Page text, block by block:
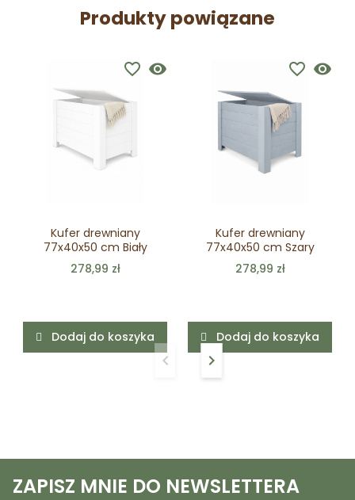
Produkty powiązane
visibility
favorite_border
Kufer drewniany
77x40x50 cm Biały
278,99 zł
Dodaj do koszyka
visibility
favorite_border
Kufer drewniany
77x40x50 cm Szary
278,99 zł
Dodaj do koszyka
Poprzedni
keyboard_arrow_left Następny
keyboard_arrow_right
ZAPISZ MNIE DO NEWSLETTERA